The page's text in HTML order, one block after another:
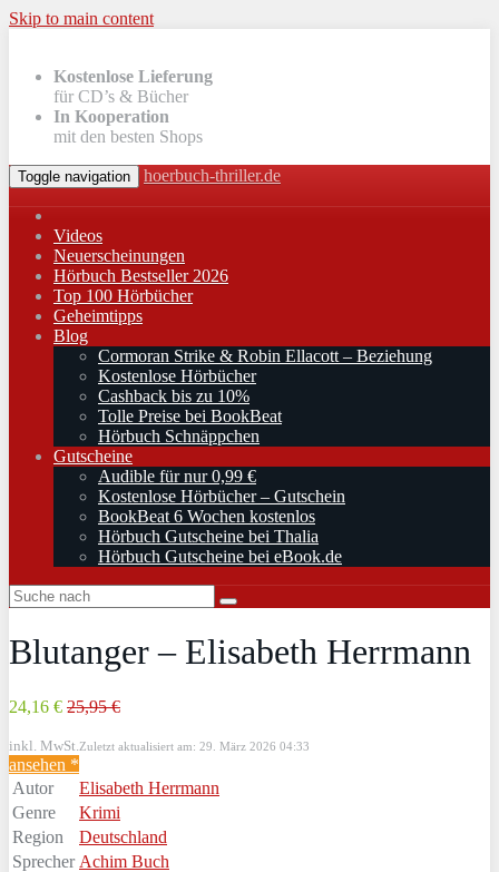
Skip to main content
Kostenlose Lieferung
für CD’s & Bücher
In Kooperation
mit den besten Shops
Toggle navigation hoerbuch-thriller.de
Videos
Neuerscheinungen
Hörbuch Bestseller 2026
Top 100 Hörbücher
Geheimtipps
Blog
Cormoran Strike & Robin Ellacott – Beziehung
Kostenlose Hörbücher
Cashback bis zu 10%
Tolle Preise bei BookBeat
Hörbuch Schnäppchen
Gutscheine
Audible für nur 0,99 €
Kostenlose Hörbücher – Gutschein
BookBeat 6 Wochen kostenlos
Hörbuch Gutscheine bei Thalia
Hörbuch Gutscheine bei eBook.de
Blutanger – Elisabeth Herrmann
24,16 € 25,95 €
inkl. MwSt. Zuletzt aktualisiert am: 29. März 2026 04:33
ansehen *
Autor
Elisabeth Herrmann
Genre
Krimi
Region
Deutschland
Sprecher Achim Buch